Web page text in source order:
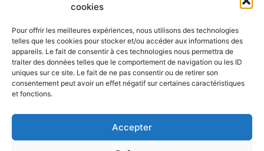
cookies
Pour offrir les meilleures expériences, nous utilisons des technologies
telles que les cookies pour stocker et/ou accéder aux informations des
appareils. Le fait de consentir à ces technologies nous permettra de
traiter des données telles que le comportement de navigation ou les ID
uniques sur ce site. Le fait de ne pas consentir ou de retirer son
consentement peut avoir un effet négatif sur certaines caractéristiques
et fonctions.
Accepter